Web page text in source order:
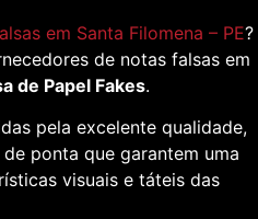
em Santa Filomena – PE?
de notas falsas em
de Papel Fakes.
pela excelente qualidade,
ponta que garantem uma
visuais e táteis das